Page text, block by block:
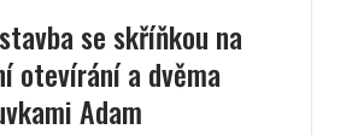
se skříňkou na
otevírání a dvěma
Adam